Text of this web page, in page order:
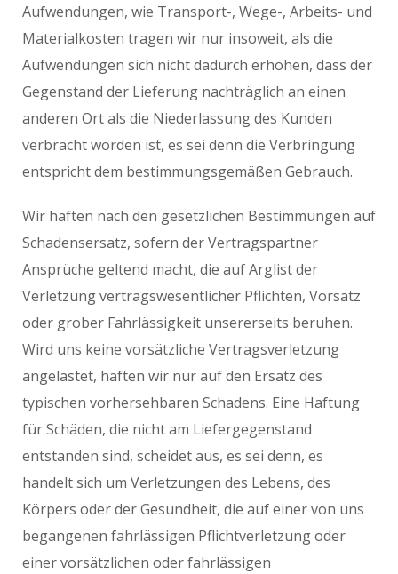
Aufwendungen, wie Transport-, Wege-, Arbeits- und
Materialkosten tragen wir nur insoweit, als die
Aufwendungen sich nicht dadurch erhöhen, dass der
Gegenstand der Lieferung nachträglich an einen
anderen Ort als die Niederlassung des Kunden
verbracht worden ist, es sei denn die Verbringung
entspricht dem bestimmungsgemäßen Gebrauch.
Wir haften nach den gesetzlichen Bestimmungen auf
Schadensersatz, sofern der Vertragspartner
Ansprüche geltend macht, die auf Arglist der
Verletzung vertragswesentlicher Pflichten, Vorsatz
oder grober Fahrlässigkeit unsererseits beruhen.
Wird uns keine vorsätzliche Vertragsverletzung
angelastet, haften wir nur auf den Ersatz des
typischen vorhersehbaren Schadens. Eine Haftung
für Schäden, die nicht am Liefergegenstand
entstanden sind, scheidet aus, es sei denn, es
handelt sich um Verletzungen des Lebens, des
Körpers oder der Gesundheit, die auf einer von uns
begangenen fahrlässigen Pflichtverletzung oder
einer vorsätzlichen oder fahrlässigen